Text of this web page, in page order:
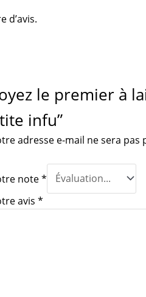
d’avis.
le premier à
infu”
adresse e-mail ne sera pas
note*
avis*